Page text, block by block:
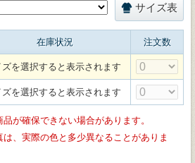
サイズ表
在庫状況 注文数
ズを選択すると表示されます
ズを選択すると表示されます
が確保できない場合があります。
、実際の色と多少異なることがありま